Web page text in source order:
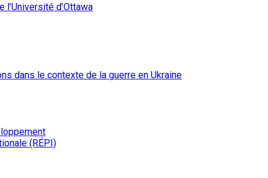
d’Ottawa
dans le contexte de la guerre en Ukraine
(RÉPI)